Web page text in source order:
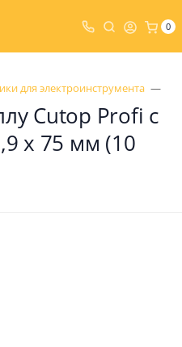
0
для электроинструмента
Cutop Profi с
x 75 мм (10